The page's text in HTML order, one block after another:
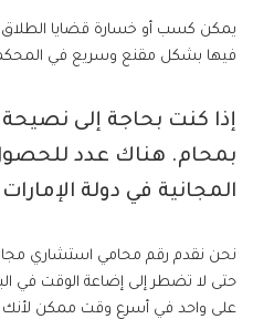
يمكن كسب أو خسارة قضايا الطلاق
فيها بشكل مقنع وسريع في
إذا كنت بحاجة إلى
بمحام. هناك عدد
المجانية في دولة
نحن نقدم رقم محامي استشاري
حتى لا تضطر إلى إضاعة الوقت في
على واحد في أسرع وقت ممكن لأنك